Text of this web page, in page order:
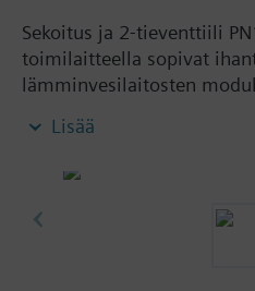
Sekoitus ja 2-tieventtiili
toimilaitteella sopivat
lämminvesilaitosten
ilmanvaihto- ja
Lisää